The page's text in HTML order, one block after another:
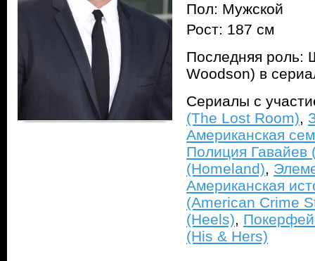
Пол: Мужской
Рост: 187 см
Последняя роль:
Woodson) в
Сериалы с
(The Lost Room),
Американская
Полиция Гавайев
(Homeland),
Американская
(American Crime
(Heels),
(His & Hers)